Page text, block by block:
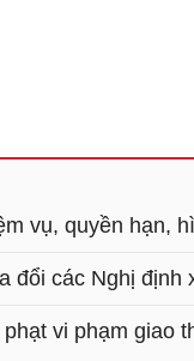
vụ, quyền hạn,
đổi các Nghị
vi phạm giao